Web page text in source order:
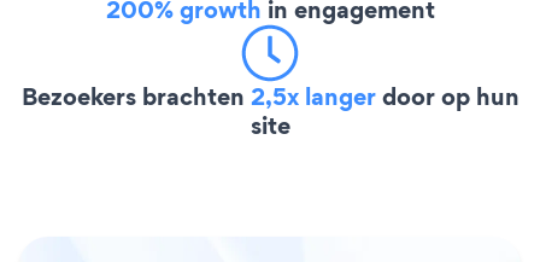
200% growth in engagement
Bezoekers brachten 2,5x langerdoor op hun
site